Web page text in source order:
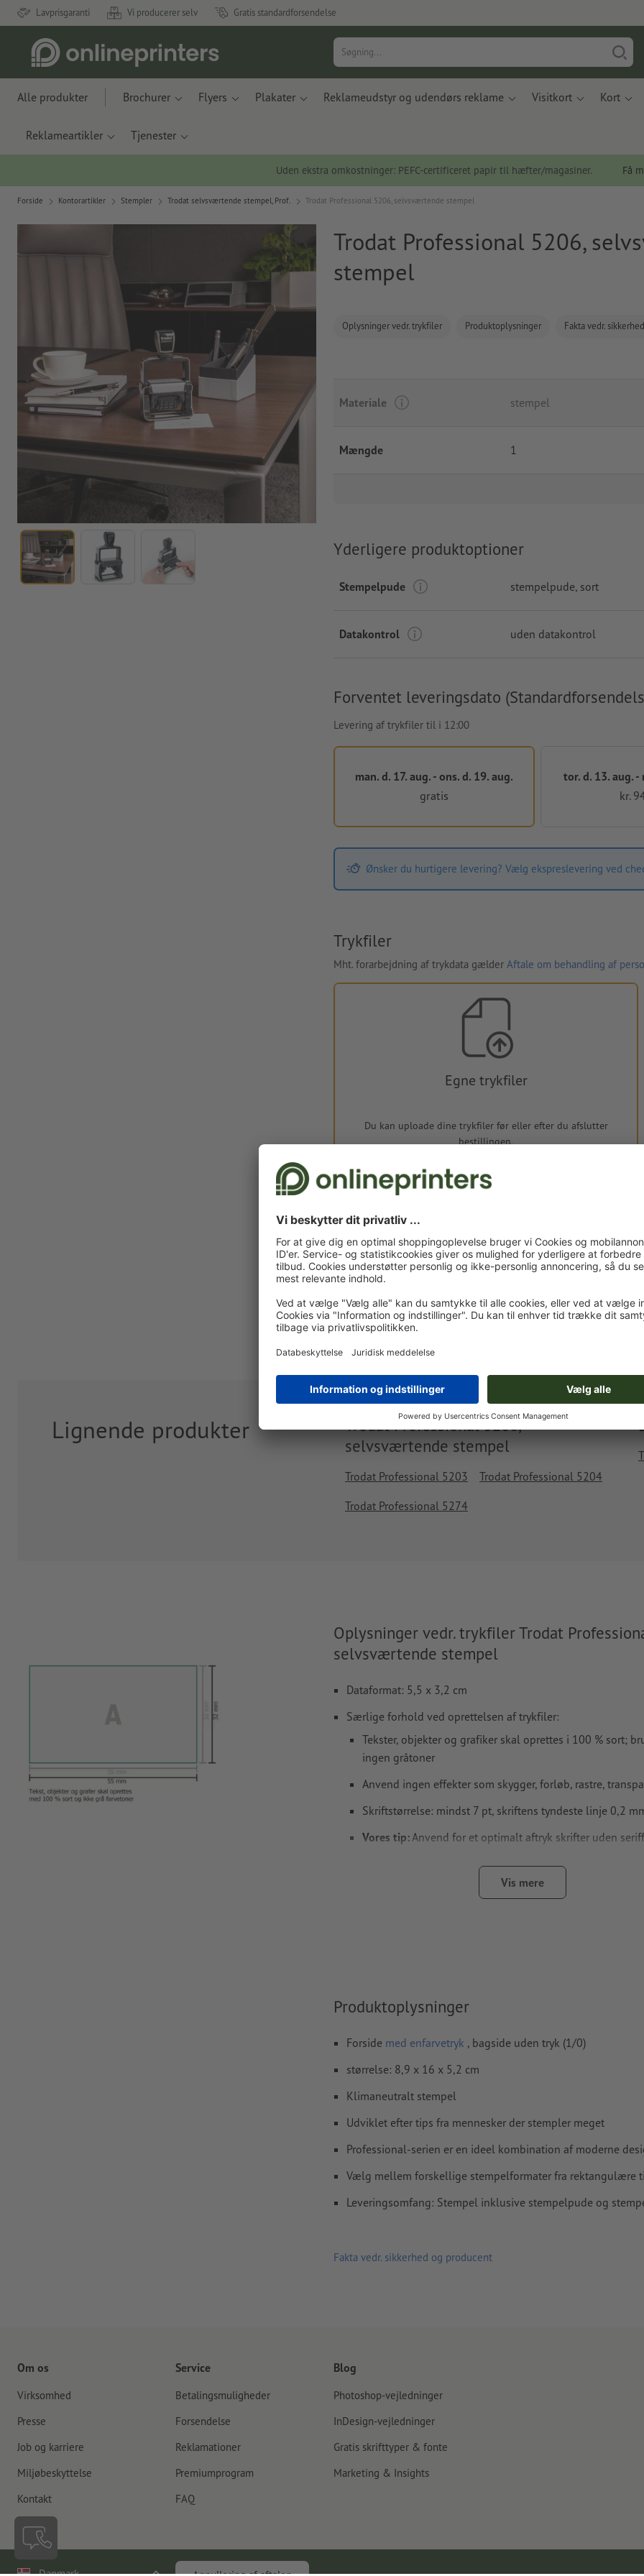
Lavprisgaranti Vi producerer selv Gratis standardforsendelse
Alle produkter Brochurer Flyers Plakater Reklameudstyr og udendørs reklame Visitkort Kort
Reklameartikler Tjenester
Uden ekstra omkostninger: PEFC-certificeret papir til hæfter/magasiner. Få
Forside Kontorartikler Stempler Trodat selvsværtende stempel, Prof. Trodat Professional 5206, selvsværtende stempel
Trodat Professional 5206,
stempel
Oplysninger vedr. trykfiler Produktoplysninger Fakta vedr.
Materiale stempel
Mængde 1
Yderligere produktoptioner
Stempelpude stempelpude, sort
Datakontrol uden datakontrol
Forventet leveringsdato
Levering af trykfiler til i 12:00
man. d. 17. aug. - ons. d. 19. aug.
gratis
tor. d. 13. aug. -
kr.
Ønsker du hurtigere levering? Vælg ekspreslevering ved
Trykfiler
Mht. forarbejdning af trykdata gælder Aftale om behandling af
Egne trykfiler
Du kan uploade dine trykfiler før eller efter du afslutter
bestillingen.
ekskl. moms inkl. 25
Leveres ca.:
man. d. 17. aug. - ons. d. 19. aug.
Vægt: ca.209,6 g
Lignende produkter
Trodat Professional 5206,
selvsværtende stempel
Trodat Professional 5203 Trodat Professional 5204
Trodat Professional 5274
Oplysninger vedr. trykfiler Trodat
selvsværtende stempel
Dataformat: 5,5 x 3,2 cm
Særlige forhold ved oprettelsen af trykfiler:
Tekster, objekter og grafiker skal oprettes i 100 % sort;
ingen gråtoner
Anvend ingen effekter som skygger, forløb, rastre,
Skriftstørrelse: mindst 7 pt, skriftens tyndeste linje 0,2
Vores tip: Anvend for et optimalt aftryk skrifter uden
Afstand motiv til det beskårne format: mindst 1 mm
Vis mere
Produktoplysninger
Forside med enfarvetryk , bagside uden tryk (1/0)
størrelse: 8,9 x 16 x 5,2 cm
Klimaneutralt stempel
Udviklet efter tips fra mennesker der stempler meget
Professional-serien er en ideel kombination af moderne
Vælg mellem forskellige stempelformater fra rektangulære
Leveringsomfang: Stempel inklusive stempelpude og
Fakta vedr. sikkerhed og producent
Om os
Virksomhed
Presse
Job og karriere
Miljøbeskyttelse
Kontakt
Service
Betalingsmuligheder
Forsendelse
Reklamationer
Premiumprogram
FAQ
Blog
Photoshop-vejledninger
InDesign-vejledninger
Gratis skrifttyper & fonte
Marketing & Insights
Danmark